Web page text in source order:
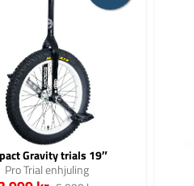
Gravity trials 19″
Pro Trial enhjuling